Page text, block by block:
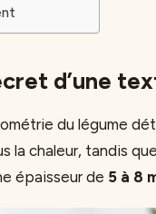
d’une
du légume
la chaleur, tandis
épaisseur de 5 à 8